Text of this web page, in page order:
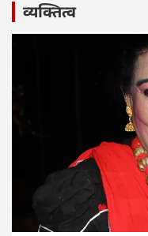
व्यक्तित्व